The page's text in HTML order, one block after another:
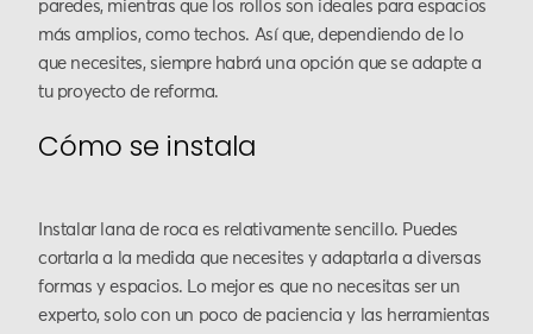
paredes, mientras que los rollos son ideales para espacios
más amplios, como techos. Así que, dependiendo de lo
que necesites, siempre habrá una opción que se adapte a
tu proyecto de reforma.
Cómo se instala
Instalar lana de roca es relativamente sencillo. Puedes
cortarla a la medida que necesites y adaptarla a diversas
formas y espacios. Lo mejor es que no necesitas ser un
experto, solo con un poco de paciencia y las herramientas